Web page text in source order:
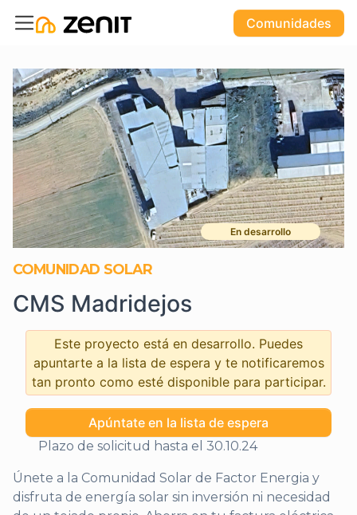
Comunidades
En desarrollo
COMUNIDAD SOLAR
CMS Madridejos
Este proyecto está en desarrollo. Puedes
apuntarte a la lista de espera y te notificaremos
tan pronto como esté disponible para participar.
Apúntate en la lista de espera
Plazo de solicitud hasta el 30.10.24
Únete a la Comunidad Solar de Factor Energia y
disfruta de energía solar sin inversión ni necesidad